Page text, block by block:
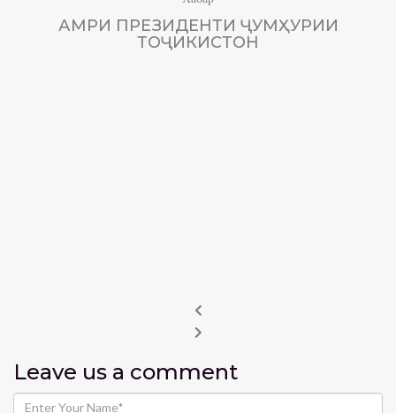
АМРИ ПРЕЗИДЕНТИ ҶУМҲУРИИ
ТОҶИКИСТОН
Leave us a comment